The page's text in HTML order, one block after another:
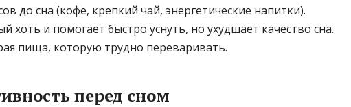
до сна (кофе, крепкий чай, энергетические напитки).
хоть и помогает быстро уснуть, но ухудшает качество сна.
пища, которую трудно переваривать.
перед сном